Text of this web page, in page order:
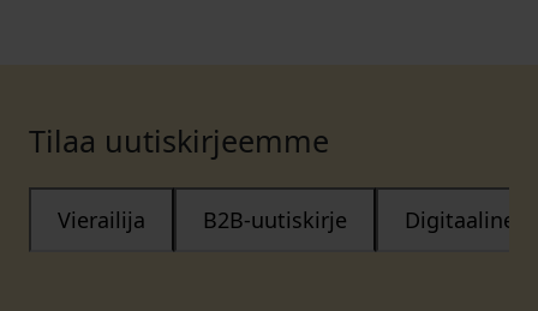
Tilaa uutiskirjeemme
Vierailija B2B-uutiskirje Digitaalinen